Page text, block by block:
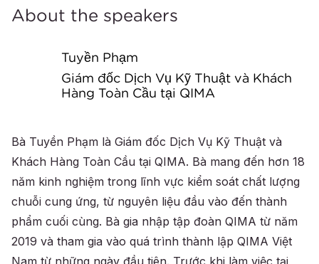
About the speakers
Tuyền Phạm
Giám đốc Dịch Vụ Kỹ Thuật và Khách
Hàng Toàn Cầu tại QIMA
Bà Tuyền Phạm là Giám đốc Dịch Vụ Kỹ Thuật và
Khách Hàng Toàn Cầu tại QIMA. Bà mang đến hơn 18
năm kinh nghiệm trong lĩnh vực kiểm soát chất lượng
chuỗi cung ứng, từ nguyên liệu đầu vào đến thành
phẩm cuối cùng. Bà gia nhập tập đoàn QIMA từ năm
2019 và tham gia vào quá trình thành lập QIMA Việt